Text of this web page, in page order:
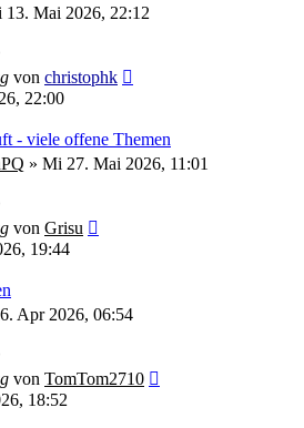
13. Mai 2026, 22:12
von christophk
22:00
- viele offene Themen
» Mi 27. Mai 2026, 11:01
von Grisu
19:44
Apr 2026, 06:54
von TomTom2710
18:52